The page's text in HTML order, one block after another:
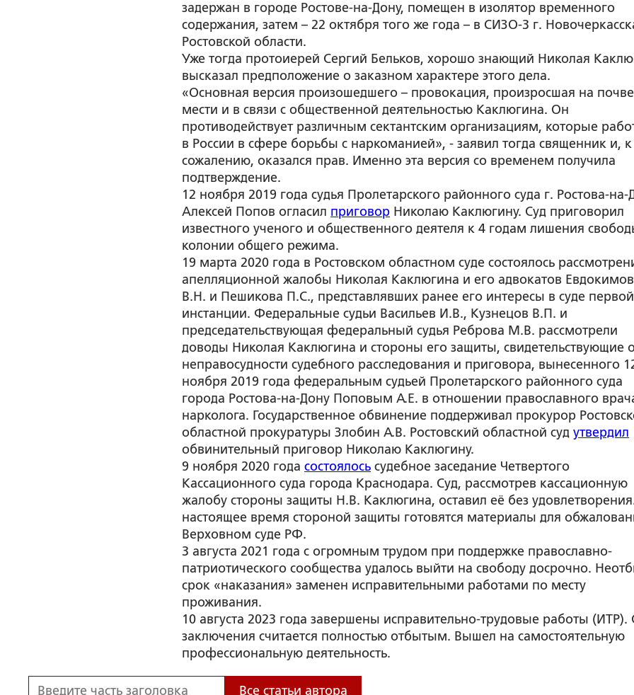
задержан в городе Ростове-на-Дону, помещен в изолятор временного
содержания, затем – 22 октября того же года – в СИЗО-3 г.
Ростовской области.
Уже тогда протоиерей Сергий Бельков, хорошо знающий Николая
высказал предположение о заказном характере этого дела.
«Основная версия произошедшего – провокация, произросшая на почве
мести и в связи с общественной деятельностью Каклюгина. Он
противодействует различным сектантским организациям, которые
в России в сфере борьбы с наркоманией», - заявил тогда священник и, к
сожалению, оказался прав. Именно эта версия со временем получила
подтверждение.
12 ноября 2019 года судья Пролетарского районного суда г. Ростова-на-
Алексей Попов огласил приговор Николаю Каклюгину. Суд приговорил
известного ученого и общественного деятеля к 4 годам лишения
колонии общего режима.
19 марта 2020 года в Ростовском областном суде состоялось
апелляционной жалобы Николая Каклюгина и его адвокатов
В.Н. и Пешикова П.С., представлявших ранее его интересы в суде первой
инстанции. Федеральные судьи Васильев И.В., Кузнецов В.П. и
председательствующая федеральный судья Реброва М.В. рассмотрели
доводы Николая Каклюгина и стороны его защиты, свидетельствующие
неправосудности судебного расследования и приговора, вынесенного
ноября 2019 года федеральным судьей Пролетарского районного суда
города Ростова-на-Дону Поповым А.Е. в отношении православного
нарколога. Государственное обвинение поддерживал прокурор
областной прокуратуры Злобин А.В. Ростовский областной суд утвердил
обвинительный приговор Николаю Каклюгину.
9 ноября 2020 года состоялось судебное заседание Четвертого
Кассационного суда города Краснодара. Суд, рассмотрев кассационную
жалобу стороны защиты Н.В. Каклюгина, оставил её без
настоящее время стороной защиты готовятся материалы для
Верховном суде РФ.
3 августа 2021 года с огромным трудом при поддержке православно-
патриотического сообщества удалось выйти на свободу досрочно.
срок «наказания» заменен исправительными работами по месту
проживания.
10 августа 2023 года завершены исправительно-трудовые работы (ИТР).
заключения считается полностью отбытым. Вышел на самостоятельную
профессиональную деятельность.
Все статьи автора